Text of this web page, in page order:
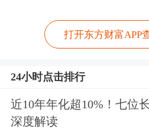
上之所以这么疲弱，
操之过急有一定的关
打开东方财富APP
24小时点击排行
近10年年化超10%！七位
深度解读